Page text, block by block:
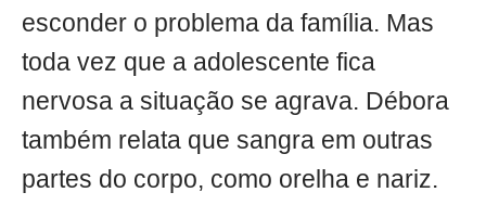
esconder o problema da família. Mas
toda vez que a adolescente fica
nervosa a situação se agrava. Débora
também relata que sangra em outras
partes do corpo, como orelha e nariz.